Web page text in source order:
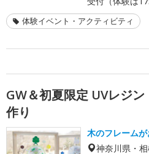
体験イベント・アクティビティ
GW＆初夏限定 UVレジン
作り
木のフレーム
神奈川県・